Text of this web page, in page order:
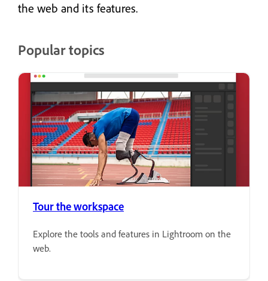
the web and its features.
Popular topics
Tour the workspace
Explore the tools and features in Lightroom on the
web.